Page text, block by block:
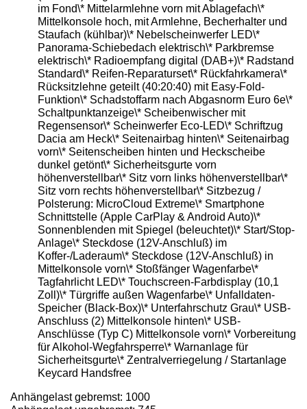
im Fond\* Mittelarmlehne vorn mit Ablagefach\*
Mittelkonsole hoch, mit Armlehne, Becherhalter und
Staufach (kühlbar)\* Nebelscheinwerfer LED\*
Panorama-Schiebedach elektrisch\* Parkbremse
elektrisch\* Radioempfang digital (DAB+)\* Radstand
Standard\* Reifen-Reparaturset\* Rückfahrkamera\*
Rücksitzlehne geteilt (40:20:40) mit Easy-Fold-
Funktion\* Schadstoffarm nach Abgasnorm Euro 6e\*
Schaltpunktanzeige\* Scheibenwischer mit
Regensensor\* Scheinwerfer Eco-LED\* Schriftzug
Dacia am Heck\* Seitenairbag hinten\* Seitenairbag
vorn\* Seitenscheiben hinten und Heckscheibe
dunkel getönt\* Sicherheitsgurte vorn
höhenverstellbar\* Sitz vorn links höhenverstellbar\*
Sitz vorn rechts höhenverstellbar\* Sitzbezug /
Polsterung: MicroCloud Extreme\* Smartphone
Schnittstelle (Apple CarPlay & Android Auto)\*
Sonnenblenden mit Spiegel (beleuchtet)\* Start/Stop-
Anlage\* Steckdose (12V-Anschluß) im
Koffer-/Laderaum\* Steckdose (12V-Anschluß) in
Mittelkonsole vorn\* Stoßfänger Wagenfarbe\*
Tagfahrlicht LED\* Touchscreen-Farbdisplay (10,1
Zoll)\* Türgriffe außen Wagenfarbe\* Unfalldaten-
Speicher (Black-Box)\* Unterfahrschutz Grau\* USB-
Anschluss (2) Mittelkonsole hinten\* USB-
Anschlüsse (Typ C) Mittelkonsole vorn\* Vorbereitung
für Alkohol-Wegfahrsperre\* Warnanlage für
Sicherheitsgurte\* Zentralverriegelung / Startanlage
Keycard Handsfree
Anhängelast gebremst: 1000